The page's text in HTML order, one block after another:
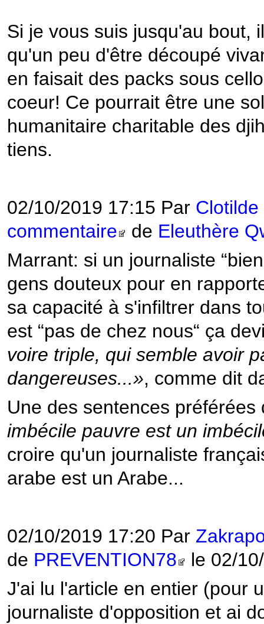
Si je vous suis jusqu'au bout,
qu'un peu d'être découpé
en faisait des packs sous
coeur! Ce pourrait être une
humanitaire charitable des
tiens.
02/10/2019 17:15 Par
commentaire
de Eleuthère
Marrant: si un journaliste
gens douteux pour en
sa capacité à s'infiltrer dans
est “pas de chez nous“ ça
voire triple, qui semble avoir
dangereuses...», comme dit
Une des sentences
imbécile pauvre est un
croire qu'un journaliste
arabe est un Arabe...
02/10/2019 17:20 Par
de PREVENTION78
le 02/
J'ai lu l'article en entier (pour
journaliste d'opposition et ai